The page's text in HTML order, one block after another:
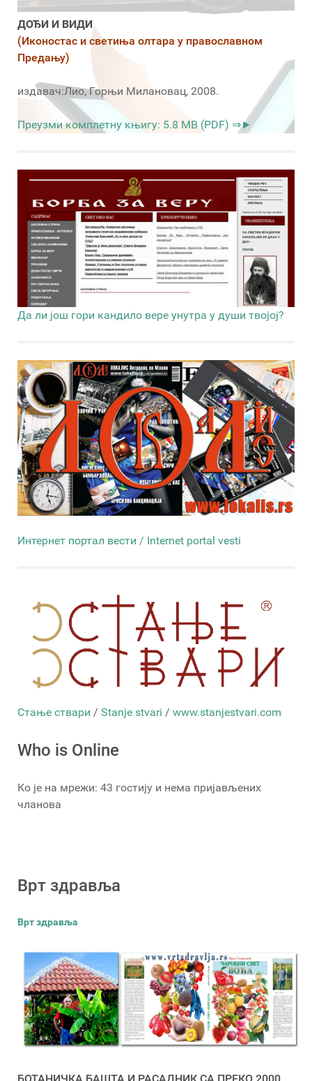
ДОЂИ И ВИДИ
(Иконостас и светиња олтара у православном
Предању)
издавач:Лио, Горњи Милановац, 2008.
Преузми комплетну књигу: 5.8 MB (PDF) ⇒►
Да ли још гори кандило вере унутра у души твојој?
Интернет портал вести / Internet portal vesti
Стање ствари / Stanje stvari / www.stanjestvari.com
Who is Online
Ко је на мрежи: 43 гостију и нема пријављених
чланова
Врт здравља
Врт здравља